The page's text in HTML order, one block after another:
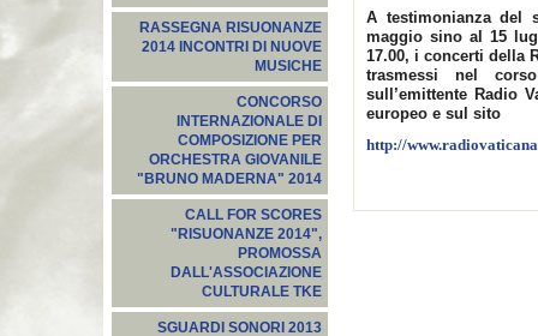
RASSEGNA RISUONANZE
2014 INCONTRI DI NUOVE
MUSICHE
CONCORSO
INTERNAZIONALE DI
COMPOSIZIONE PER
ORCHESTRA GIOVANILE
"BRUNO MADERNA" 2014
CALL FOR SCORES
"RISUONANZE 2014",
PROMOSSA
DALL'ASSOCIAZIONE
CULTURALE TKE
SGUARDI SONORI 2013
A testimonianza del
maggio sino al 15
17.00, i concerti della
trasmessi nel
sull’emittente Radio
europeo e sul sito
http://